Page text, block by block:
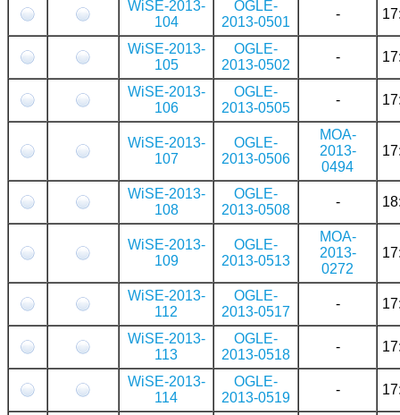
WiSE-2013-
104
OGLE-
2013-0501
-
WiSE-2013-
105
OGLE-
2013-0502
-
WiSE-2013-
106
OGLE-
2013-0505
-
WiSE-2013-
107
OGLE-
2013-0506
MOA-
2013-
0494
WiSE-2013-
108
OGLE-
2013-0508
-
WiSE-2013-
109
OGLE-
2013-0513
MOA-
2013-
0272
WiSE-2013-
112
OGLE-
2013-0517
-
WiSE-2013-
113
OGLE-
2013-0518
-
WiSE-2013-
114
OGLE-
2013-0519
-